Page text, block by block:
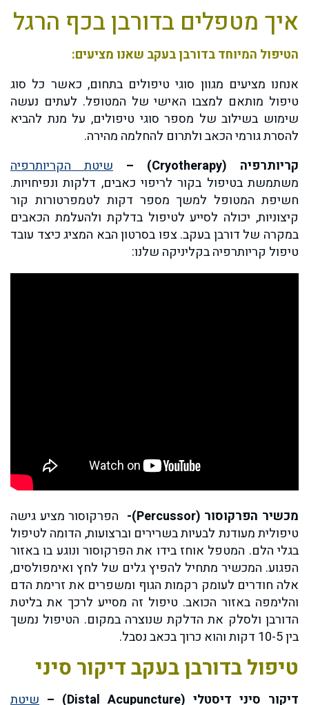
איך מטפלים בדורבן בכף הרגל
הטיפול המיוחד בדורבן בעקב שאנו מציעים:
אנחנו מציעים מגוון סוגי טיפולים בתחום, כאשר כל סוג
טיפול מותאם למצבו האישי של המטופל. לעתים נעשה
שימוש בשילוב של מספר סוגי טיפולים, על מנת להביא
להסרת גורמי הכאב ולתרום להחלמה מהירה.
קריותרפיה (Cryotherapy) –
שיטת הקריותרפיה
משתמשת בטיפול בקור לריפוי כאבים, דלקות ונפיחויות.
חשיפת המטופל למשך מספר דקות לטמפרטורות קור
קיצוניות, יכולה לסייע לטיפול בדלקת ולהעלמת הכאבים
במקרה של דורבן בעקב. צפו בסרטון הבא המציג כיצד עובד
טיפול קריותרפיה בקליניקה שלנו:
מכשיר הפרקוסור (Percussor)-
הפרקוסור מציע גישה
טיפולית מעודנת לבעיות בשרירים וברצועות, הדומה לטיפול
בגלי הלם. המטפל אוחז בידו את הפרקוסור ונוגע בו באזור
הפגוע. המכשיר מתחיל להפיץ גלים של לחץ ואימפולסים,
אלה חודרים לעומק רקמות הגוף ומשפרים את זרימת הדם
והלימפה באזור הכואב. טיפול זה מסייע לרכך את בליטת
הדורבן ולסלק את הדלקת שנוצרה במקום. הטיפול נמשך
בין 10-5 דקות והוא כרוך בכאב נסבל.
טיפול בדורבן בעקב דיקור סיני
דיקור סיני דיסטלי (Distal Acupuncture) – שיטת